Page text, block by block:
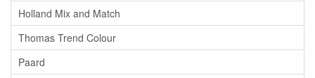
Holland Mix and Match
Thomas Trend Colour
Paard